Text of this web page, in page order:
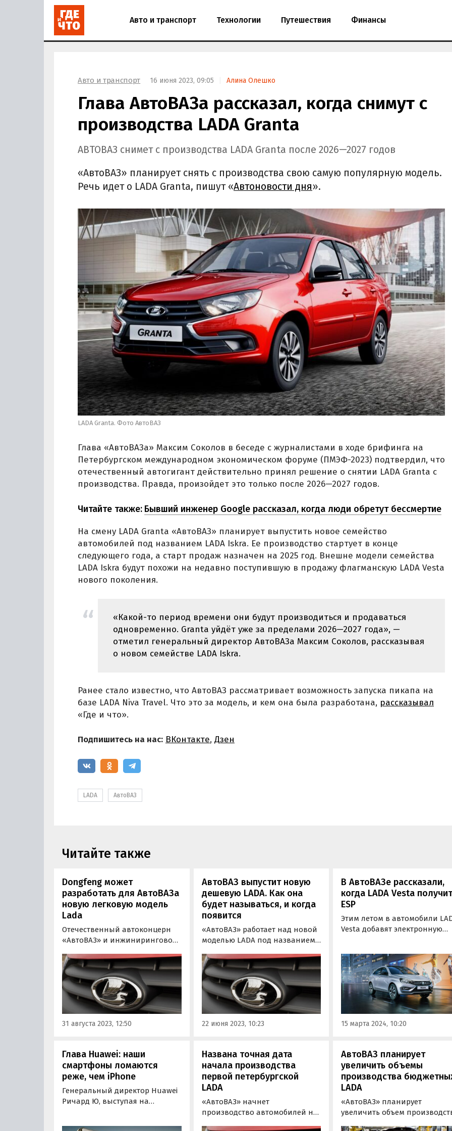
Авто и транспорт Технологии Путешествия Финансы
Авто и транспорт 16 июня 2023, 09:05 Алина Олешко
Глава АвтоВАЗа рассказал, когда снимут с
производства LADA Granta
АВТОВАЗ снимет с производства LADA Granta после 2026—2027 годов
«АвтоВАЗ» планирует снять с производства свою самую популярную модель.
Речь идет о LADA Granta, пишут «Автоновости дня».
LADA Granta. Фото АвтоВАЗ
Глава «АвтоВАЗа» Максим Соколов в беседе с журналистами в ходе брифинга на
Петербургском международном экономическом форуме (ПМЭФ-2023) подтвердил, что
отечественный автогигант действительно принял решение о снятии LADA Granta с
производства. Правда, произойдет это только после 2026—2027 годов.
Читайте также: Бывший инженер Google рассказал, когда люди обретут бессмертие
На смену LADA Granta «АвтоВАЗ» планирует выпустить новое семейство
автомобилей под названием LADA Iskra. Ее производство стартует в конце
следующего года, а старт продаж назначен на 2025 год. Внешне модели семейства
LADA Iskra будут похожи на недавно поступившую в продажу флагманскую LADA Vesta
нового поколения.
«Какой-то период времени они будут производиться и продаваться
одновременно. Granta уйдёт уже за пределами 2026—2027 года», —
отметил генеральный директор АвтоВАЗа Максим Соколов, рассказывая
о новом семействе LADA Iskra.
Ранее стало известно, что АвтоВАЗ рассматривает возможность запуска пикапа на
базе LADA Niva Travel. Что это за модель, и кем она была разработана, рассказывал
«Где и что».
Подпишитесь на нас: ВКонтакте, Дзен
LADA АвтоВАЗ
Читайте также
Dongfeng может
разработать для АвтоВАЗа
новую легковую модель
Lada
Отечественный автоконцерн
«АвтоВАЗ» и инжиниринговое
корпорации Dongfeng ведут
переговоры о создании новой
модели LADA. Об этом
сообщают «Автоновости дня»
со ссылкой на информацию
портала «Авто Mail.ru».
31 августа 2023, 12:50
АвтоВАЗ выпустит новую
дешевую LADA. Как она
будет называться, и когда
появится
«АвтоВАЗ» работает над новой
моделью LADA под названием
выпускаться параллельно с
Granta, а потом заменит ее.
Старт производства новинки
намечен на конец 2024 года, а
в продажу она поступит в
начале 2025-го, пишут…
22 июня 2023, 10:23
В АвтоВАЗе рассказали,
когда LADA Vesta
ESP
Этим летом в автомобили
Vesta добавят электронную
журналистам директор
продуктовых программ и
проектов «АвтоВАЗа» Олег
Груненков.
15 марта 2024, 10:20
Глава Huawei: наши
смартфоны ломаются
реже, чем iPhone
Генеральный директор Huawei
Ричард Ю, выступая на
Названа точная дата
начала производства
первой петербургской
LADA
«АвтоВАЗ» начнет
производство автомобилей на
АвтоВАЗ планирует
увеличить объемы
производства
LADA
«АвтоВАЗ» планирует
увеличить объем